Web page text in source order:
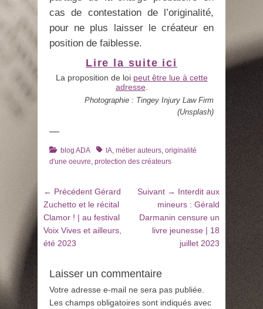
cas de contestation de l’originalité,
pour ne plus laisser le créateur en
position de faiblesse.
Lire la suite ici
La proposition de loi peut être lue à cette
adresse.
Photographie : Tingey Injury Law Firm
(Unsplash)
—
Catégories
blog ADA TagsIA, métier auteurs, originalité
d'une oeuvre, protection des créateurs
Navigation
de
l’article
← Précédent Article
précédent
:
Gérard
Zuchetto et le récital
Clamor ! | au festival
Voix Vives et ailleurs,
été 2023
Suivant → Article
suivant
:
Interdit aux
mineurs : Gérald
Darmanin censure un
livre jeunesse | 18
juillet 2023
Laisser un commentaire
Votre adresse e-mail ne sera pas publiée.
Les champs obligatoires sont indiqués avec